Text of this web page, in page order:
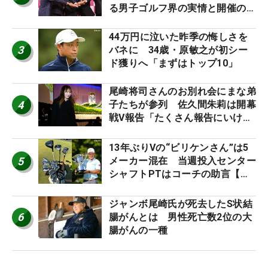
る男子ゴルフ界の実情と開催の舞
3
44万円に泣いた昨季の悔しさを
バネに 34歳・原敏之が初シー
ド獲りへ「まずはトップ10」
4
尾崎将司さんのお別れ会にまな弟
子たちが参列 佐久間朱莉は開幕
戦V報告「たくさん報告にいける
5
13年ぶりVの“ビリケンさん”は5
メーカー混在 当週投入センター
シャフトPTはコーチの助言【勝
6
ジャンボ尾崎氏が死去したS状結
腸がんとは 男性死亡数2位の大
腸がんの一種